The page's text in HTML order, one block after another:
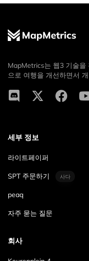
MapMetrics는 웹3 기술을
으로 여행을 개선하면서
세부 정보
라이트페이퍼
SPT 주문하기 사다
peaq
자주 묻는 질문
회사